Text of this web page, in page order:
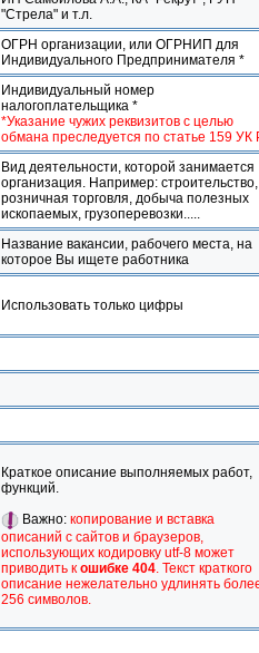
"Стрела" и т.л.
ОГРН организации, или ОГРНИП для
Индивидуального Предпринимателя *
Индивидуальный номер
налогоплательщика *
*Указание чужих реквизитов с целью
обмана преследуется по статье 159 УК
Вид деятельности, которой занимается
организация. Например: строительство,
розничная торговля, добыча полезных
ископаемых, грузоперевозки.....
Название вакансии, рабочего места, на
которое Вы ищете работника
Использовать только цифры
Краткое описание выполняемых работ,
функций.
Важно:копирование и вставка
описаний с сайтов и браузеров,
использующих кодировку utf-8 может
приводить кошибке 404. Текст краткого
описание нежелательно удлинять
256 символов.